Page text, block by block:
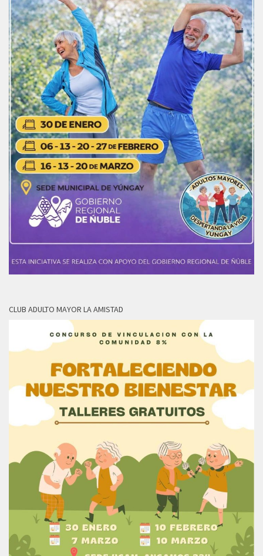
CLUB ADULTO MAYOR LA AMISTAD